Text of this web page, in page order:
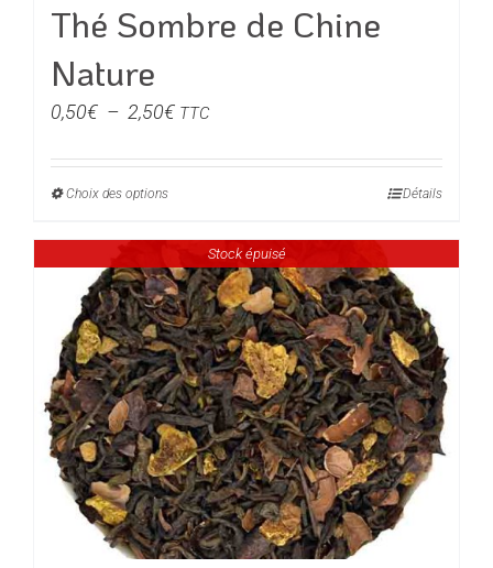
Thé Sombre de Chine
Nature
0,50€ – 2,50€Plage
prix :
2,50€
TTC
Choix des optionsCe
plusieurs
variations.
Les
options
peuvent
être
choisies
sur
la
page
Détails
Stock épuisé